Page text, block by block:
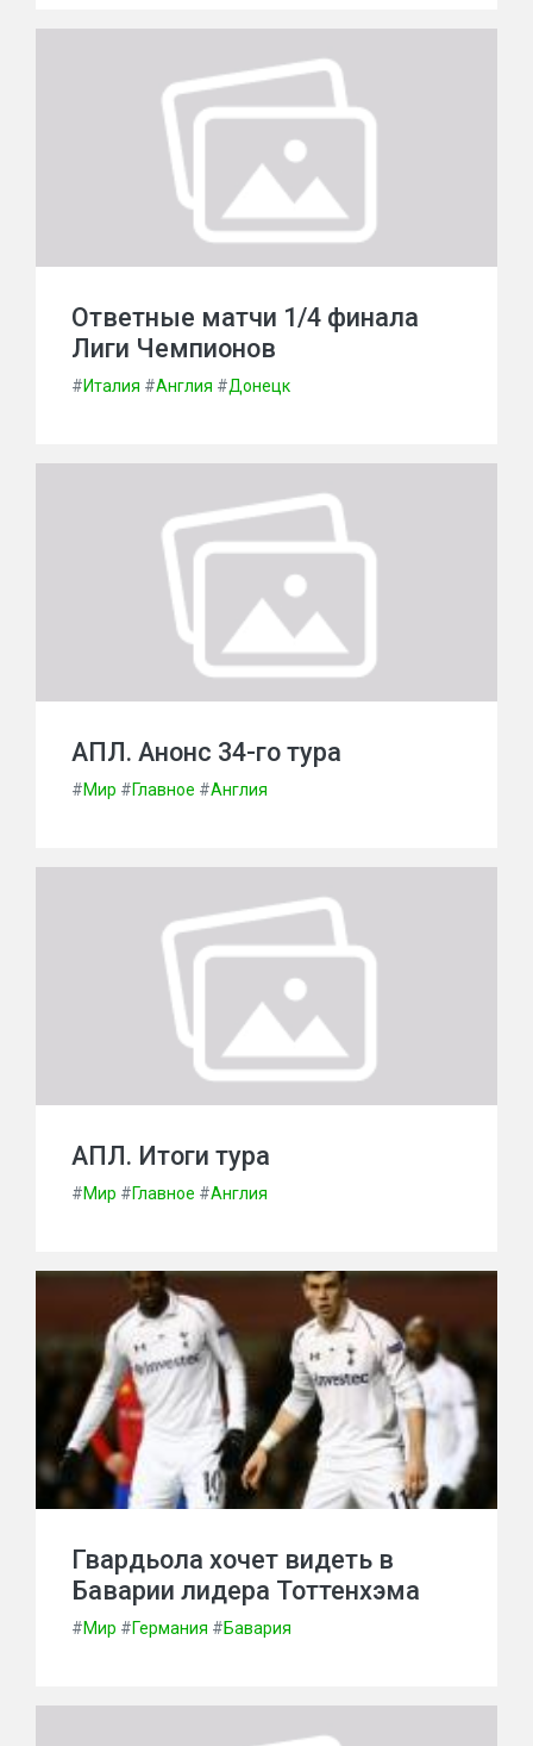
Ответные матчи 1/4 финала
Лиги Чемпионов
#Италия #Англия #Донецк
АПЛ. Анонс 34-го тура
#Мир #Главное #Англия
АПЛ. Итоги тура
#Мир #Главное #Англия
Гвардьола хочет видеть в
Баварии лидера Тоттенхэма
#Мир #Германия #Бавария